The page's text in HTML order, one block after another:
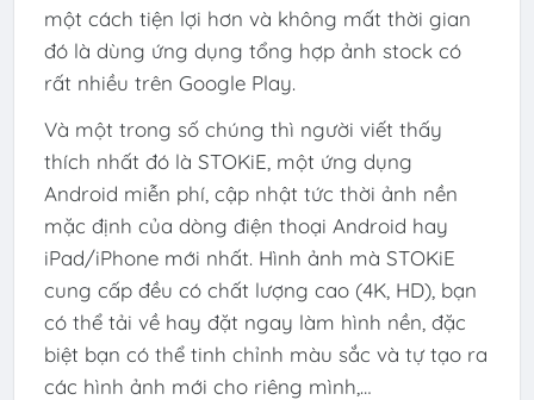
một cách tiện lợi hơn và không mất thời gian
đó là dùng ứng dụng tổng hợp ảnh stock có
rất nhiều trên Google Play.
Và một trong số chúng thì người viết thấy
thích nhất đó là STOKiE, một ứng dụng
Android miễn phí, cập nhật tức thời ảnh nền
mặc định của dòng điện thoại Android hay
iPad/iPhone mới nhất. Hình ảnh mà STOKiE
cung cấp đều có chất lượng cao (4K, HD), bạn
có thể tải về hay đặt ngay làm hình nền, đặc
biệt bạn có thể tinh chỉnh màu sắc và tự tạo ra
các hình ảnh mới cho riêng mình,…